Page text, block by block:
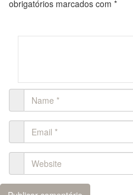
obrigatórios marcados com *